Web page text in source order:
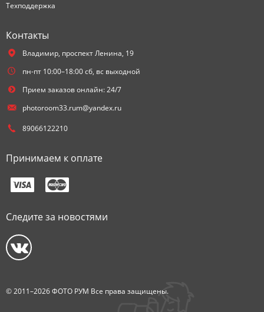
Техподдержка
Контакты
Владимир, проспект Ленина, 19
пн-пт 10:00–18:00 сб, вс выходной
Прием заказов онлайн: 24/7
photoroom33.rum@yandex.ru
89066122210
Принимаем к оплате
Следите за новостями
© 2011–2026 ФОТО РУМ Все права защищены.